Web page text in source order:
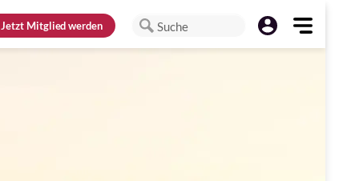
JetztMitglied werden Suche